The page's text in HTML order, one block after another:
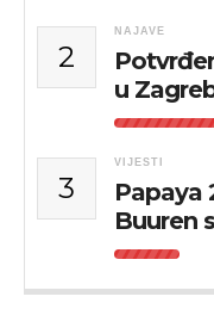
2
NAJAVE
u
3
VIJESTI
Papaya
Buuren